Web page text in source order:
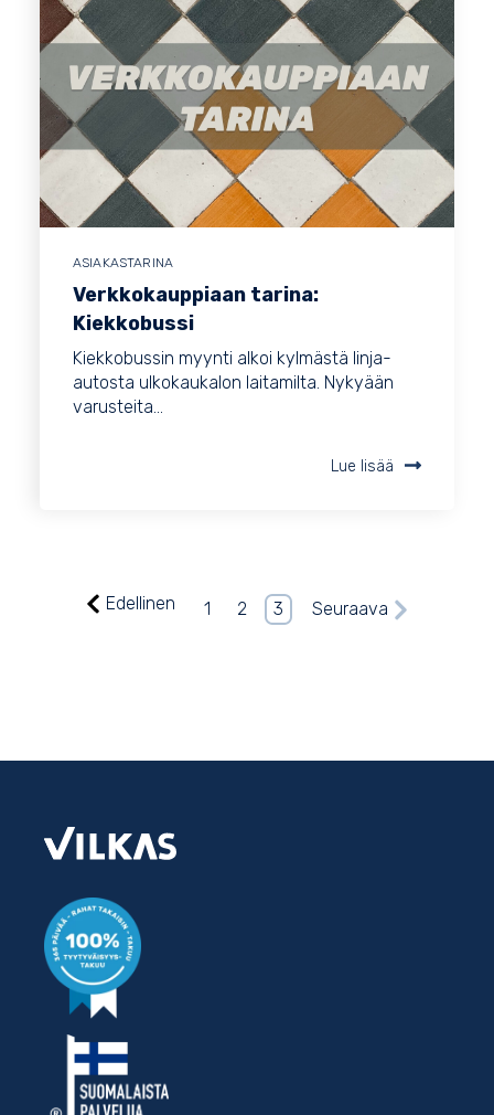
ASIAKASTARINA
Verkkokauppiaan tarina:
Kiekkobussi
Kiekkobussin myynti alkoi kylmästä linja-
autosta ulkokaukalon laitamilta. Nykyään
varusteita...
Lue lisää
Edellinen 1 2 3 Seuraava